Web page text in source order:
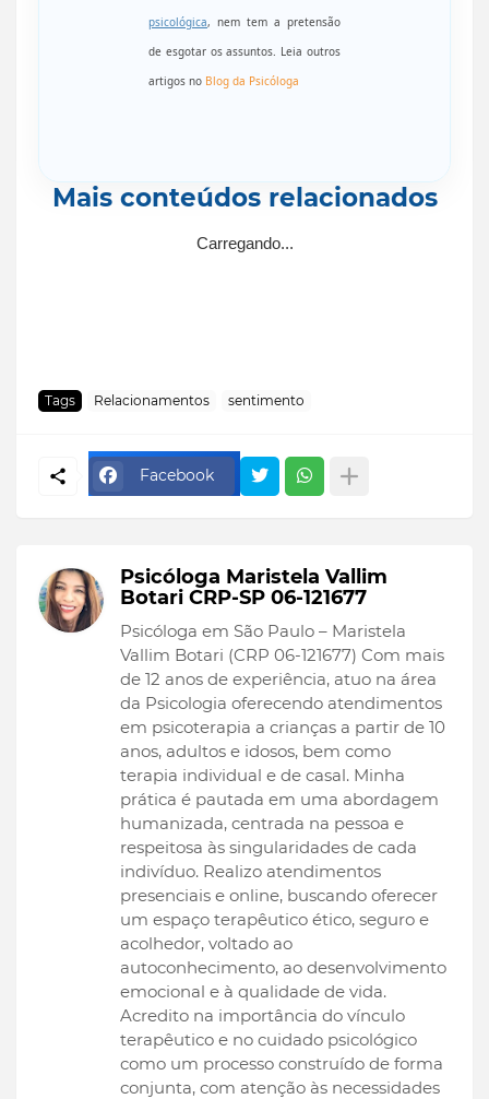
psicológica, nem tem a pretensão
de esgotar os assuntos. Leia outros
artigos no Blog da Psicóloga
Mais conteúdos relacionados
Carregando...
Tags Relacionamentos sentimento
Facebook
Psicóloga Maristela Vallim
Botari CRP-SP 06-121677
Psicóloga em São Paulo – Maristela
Vallim Botari (CRP 06-121677) Com mais
de 12 anos de experiência, atuo na área
da Psicologia oferecendo atendimentos
em psicoterapia a crianças a partir de 10
anos, adultos e idosos, bem como
terapia individual e de casal. Minha
prática é pautada em uma abordagem
humanizada, centrada na pessoa e
respeitosa às singularidades de cada
indivíduo. Realizo atendimentos
presenciais e online, buscando oferecer
um espaço terapêutico ético, seguro e
acolhedor, voltado ao
autoconhecimento, ao desenvolvimento
emocional e à qualidade de vida.
Acredito na importância do vínculo
terapêutico e no cuidado psicológico
como um processo construído de forma
conjunta, com atenção às necessidades